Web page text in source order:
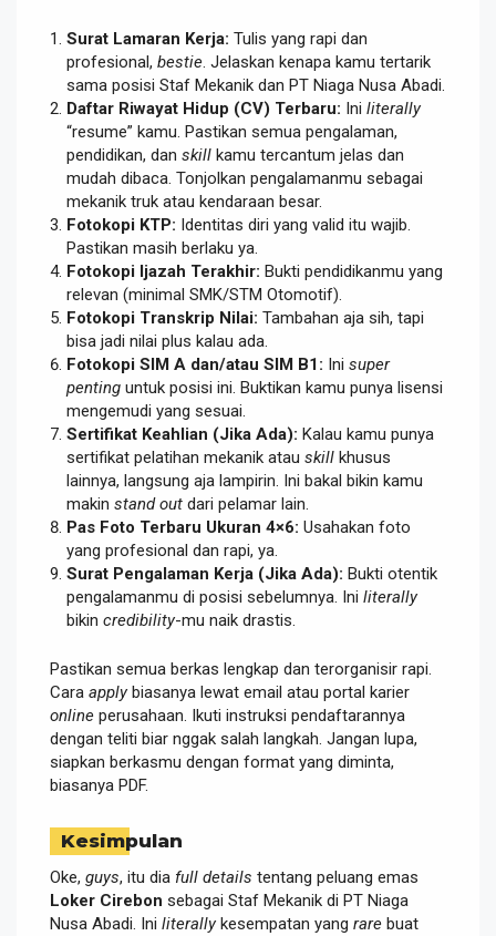
Surat Lamaran Kerja: Tulis yang rapi dan
profesional, bestie. Jelaskan kenapa kamu tertarik
sama posisi Staf Mekanik dan PT Niaga Nusa Abadi.
Daftar Riwayat Hidup (CV) Terbaru: Ini literally
“resume” kamu. Pastikan semua pengalaman,
pendidikan, dan skill kamu tercantum jelas dan
mudah dibaca. Tonjolkan pengalamanmu sebagai
mekanik truk atau kendaraan besar.
Fotokopi KTP: Identitas diri yang valid itu wajib.
Pastikan masih berlaku ya.
Fotokopi Ijazah Terakhir: Bukti pendidikanmu yang
relevan (minimal SMK/STM Otomotif).
Fotokopi Transkrip Nilai: Tambahan aja sih, tapi
bisa jadi nilai plus kalau ada.
Fotokopi SIM A dan/atau SIM B1: Ini super
penting untuk posisi ini. Buktikan kamu punya lisensi
mengemudi yang sesuai.
Sertifikat Keahlian (Jika Ada): Kalau kamu punya
sertifikat pelatihan mekanik atau skill khusus
lainnya, langsung aja lampirin. Ini bakal bikin kamu
makin stand out dari pelamar lain.
Pas Foto Terbaru Ukuran 4×6: Usahakan foto
yang profesional dan rapi, ya.
Surat Pengalaman Kerja (Jika Ada): Bukti otentik
pengalamanmu di posisi sebelumnya. Ini literally
bikin credibility-mu naik drastis.
Pastikan semua berkas lengkap dan terorganisir rapi.
Cara applybiasanya lewat email atau portal karier
online perusahaan. Ikuti instruksi pendaftarannya
dengan teliti biar nggak salah langkah. Jangan lupa,
siapkan berkasmu dengan format yang diminta,
biasanya PDF.
Kesimpulan
Oke, guys, itu dia full details tentang peluang emas
Loker Cirebon sebagai Staf Mekanik di PT Niaga
Nusa Abadi. Ini literallykesempatan yang rare buat